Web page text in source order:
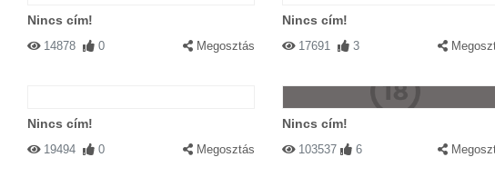
Nincs cím!
14878 0 Megosztás
Nincs cím!
17691 3
Nincs cím!
19494 0 Megosztás
Nincs cím!
103537 6